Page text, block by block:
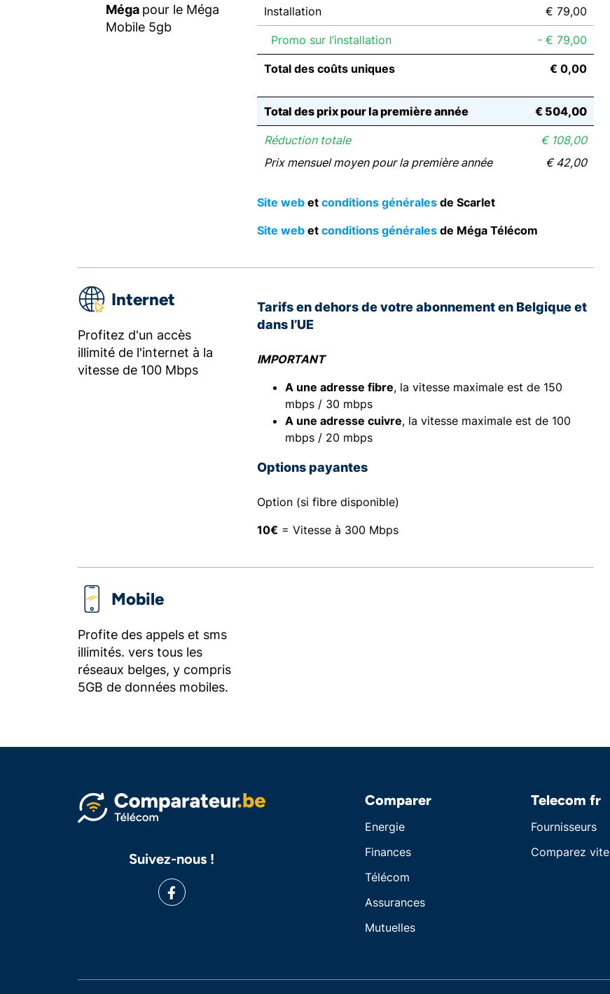
Méga pour le Méga
Mobile 5gb
Installation € 79,00
Promo sur l’installation - € 79,00
Total des coûts uniques € 0,00
Total des prix pour la première année € 504,00
Réduction totale
€ 108,00
Prix mensuel moyen pour la première année
€ 42,00
Site web etconditions générales de Scarlet
Site web etconditions générales de Méga Télécom
Internet
Profitez d'un accès
illimité de l'internet à la
vitesse de 100 Mbps
Tarifs en dehors de votre abonnement en Belgique et
dans l’UE
IMPORTANT
A une adresse fibre, la vitesse maximale est de 150
mbps / 30 mbps
A une adresse cuivre, la vitesse maximale est de 100
mbps / 20 mbps
Options payantes
Option (si fibre disponible)
10€ = Vitesse à 300 Mbps
Mobile
Profite des appels et sms
illimités. vers tous les
réseaux belges, y compris
5GB de données mobiles.
Suivez-nous !
Comparer
Energie
Finances
Télécom
Assurances
Mutuelles
Telecom fr
Fournisseurs
Comparez vite